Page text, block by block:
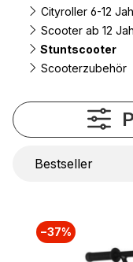
Cityroller 6-12
Scooter ab 12
Stuntscooter
Scooterzubehör
−37%